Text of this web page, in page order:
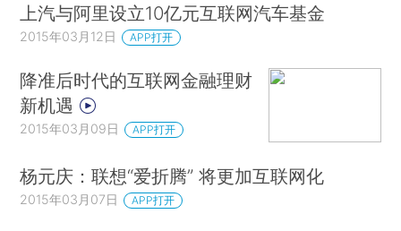
上汽与阿里设立10亿元互联网汽车基金
2015年03月12日 APP打开
降准后时代的互联网金融理财
新机遇
2015年03月09日 APP打开
杨元庆：联想“爱折腾” 将更加互联网化
2015年03月07日 APP打开